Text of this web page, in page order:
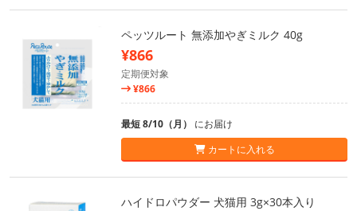
ペッツルート 無添加やぎミルク 40g
¥866
定期便対象
¥866
最短 8/10（月） にお届け
カートに入れる
ハイドロパウダー 犬猫用 3g×30本入り